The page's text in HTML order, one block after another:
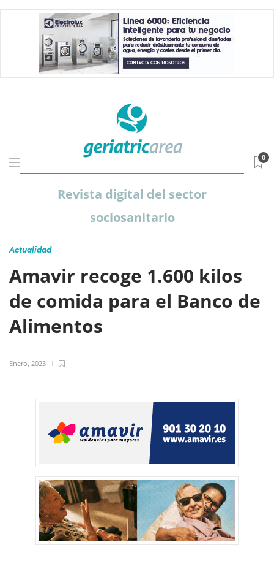
Revista digital del sector
sociosanitario
0
Actualidad
Amavir recoge 1.600 kilos
de comida para el Banco de
Alimentos
Enero, 2023